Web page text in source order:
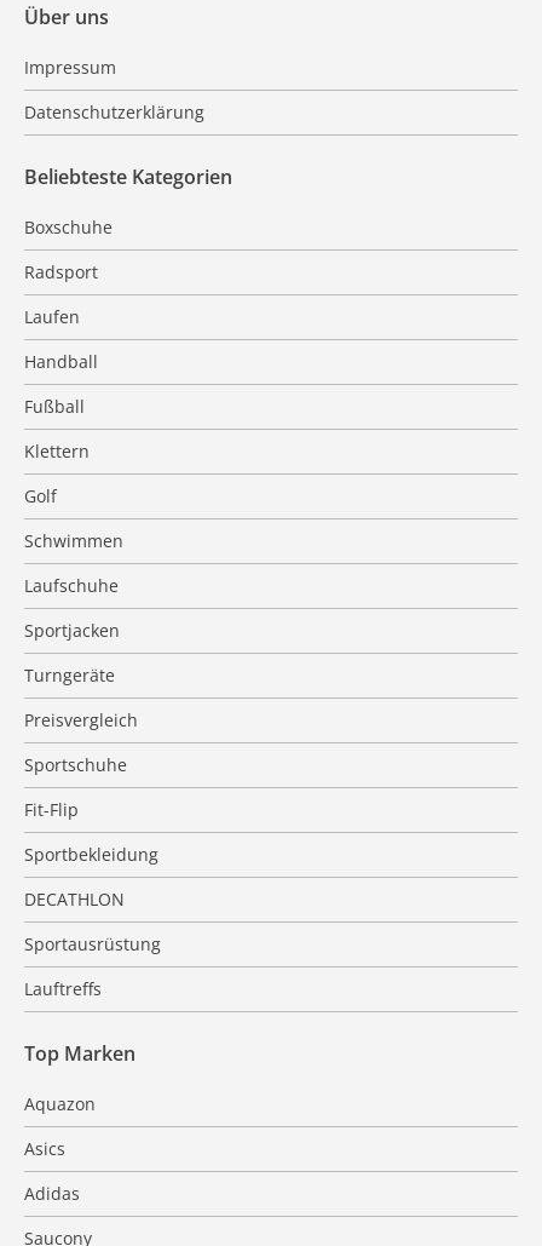
Über uns
Impressum
Datenschutzerklärung
Beliebteste Kategorien
Boxschuhe
Radsport
Laufen
Handball
Fußball
Klettern
Golf
Schwimmen
Laufschuhe
Sportjacken
Turngeräte
Preisvergleich
Sportschuhe
Fit-Flip
Sportbekleidung
DECATHLON
Sportausrüstung
Lauftreffs
Top Marken
Aquazon
Asics
Adidas
Saucony